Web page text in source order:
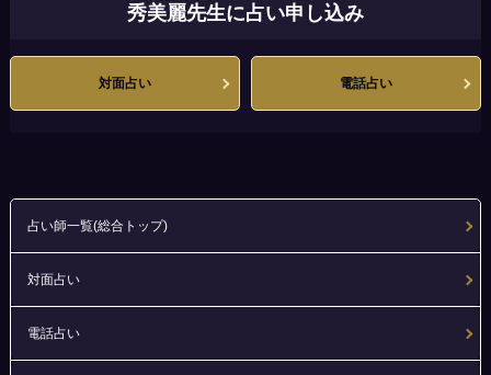
秀美麗先生に占い申し込み
対面占い 電話占い
占い師一覧(総合トップ)
対面占い
電話占い